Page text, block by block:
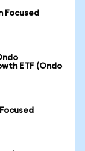
Focused
ETF (Ondo